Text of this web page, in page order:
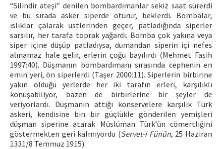
“Silindir ateşi” denilen bombardımanlar sekiz saat sürerdi
ve bu sırada asker siperde oturur, beklerdi. Bombalar,
ıslıklar çalarak üstlerinden geçer, patladığında siperler
sarsılır, her tarafa toprak yağardı. Bomba çok yakına veya
siper içine düşüp patladıysa, dumandan siperin içi nefes
alınamaz hale gelir, erlerin çoğu bayılırdı (Mehmet Fasih
1997:40). Düşmanın bombardımanı sırasında cephenin en
emin yeri, ön siperlerdi (Taşer 2000:11). Siperlerin birbirine
yakın olduğu yerlerde her iki tarafın erleri, karşılıklı
konuşabiliyor, bazen de birbirlerine bir şeyler de
veriyorlardı. Düşmanın attığı konservelere karşılık Türk
askeri, kendisine bin bir güçlükle gönderilen yemişleri
düşman siperine atarak Müslüman Türk’ün cömertliğini
göstermekten geri kalmıyordu (Servet-i Fünûn, 25 Haziran
1331/8 Temmuz 1915).